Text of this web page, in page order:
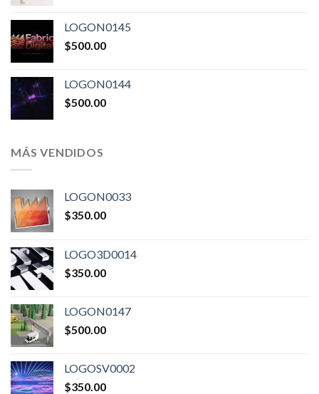
LOGON0145
$500.00
LOGON0144
$500.00
MÁS VENDIDOS
LOGON0033
$350.00
LOGO3D0014
$350.00
LOGON0147
$500.00
LOGOSV0002
$350.00